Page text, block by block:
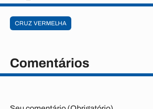
CRUZ VERMELHA
Comentários